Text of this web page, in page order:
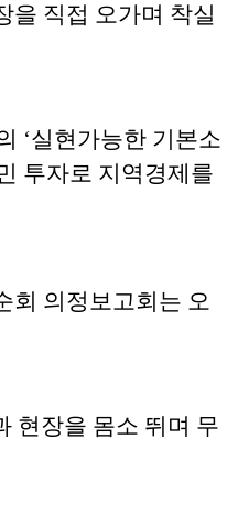
을 직접 오가며 착실
‘실현가능한 기본소
투자로 지역경제를
회 의정보고회는 오
현장을 몸소 뛰며 무